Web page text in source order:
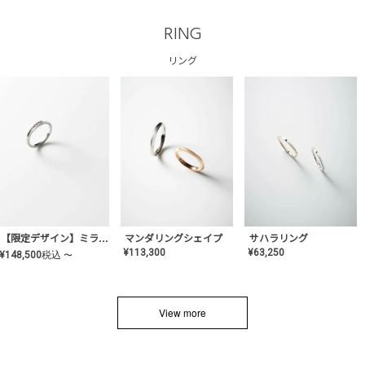
RING
リング
【限定デザイン】ミライ(mill-ai)リング
¥148,500税込 〜
マンダリングシェイプ
¥113,300
サハラリング
¥63,250
View more